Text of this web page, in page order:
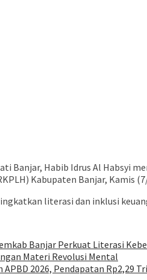
Banjar, Habib Idrus Al Habsyi
Kabupaten Banjar, Kamis
literasi dan inklusi
Banjar Perkuat Literasi
Materi Revolusi Mental
2026, Pendapatan Rp2,29